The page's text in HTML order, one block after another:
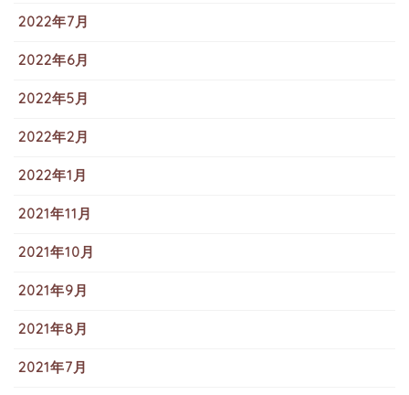
2022年7月
2022年6月
2022年5月
2022年2月
2022年1月
2021年11月
2021年10月
2021年9月
2021年8月
2021年7月